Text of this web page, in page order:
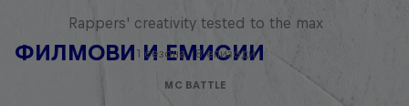
ФИЛМОВИ И ЕМИСИИ
Rappers' creativity tested to the max
1 сезона · 8 епизоди
MC BATTLE